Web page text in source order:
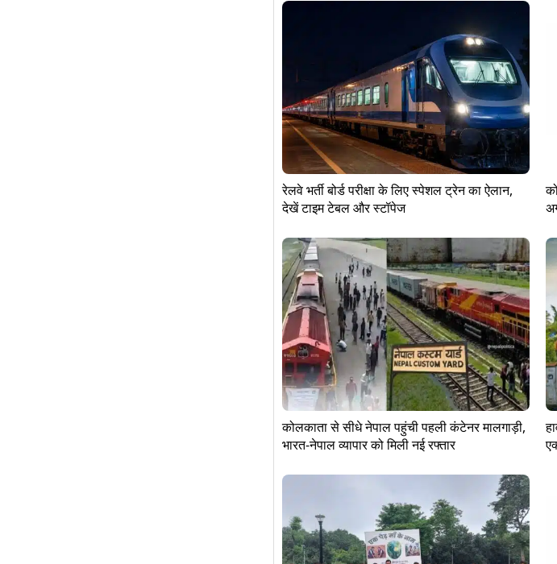
रेलवे भर्ती बोर्ड परीक्षा के लिए स्पेशल ट्रेन का ऐलान,
देखें टाइम टेबल और स्टॉपेज
कोलकाता से सीधे नेपाल पहुंची पहली कंटेनर मालगाड़ी,
भारत-नेपाल व्यापार को मिली नई रफ्तार